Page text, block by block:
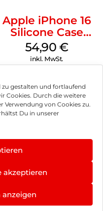
gestalten und fortlaufend
Cookies. Durch die weitere
Verwendung von Cookies zu.
Du in unserer
akzeptieren
Apple iPhone 16
Silicone Case
MagSafe Lake
Green
54,90 €
inkl. MwSt.